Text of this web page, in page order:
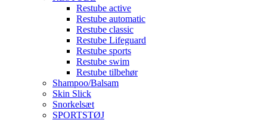
Restube active
Restube automatic
Restube classic
Restube Lifeguard
Restube sports
Restube swim
Restube tilbehør
Shampoo/Balsam
Skin Slick
Snorkelsæt
SPORTSTØJ